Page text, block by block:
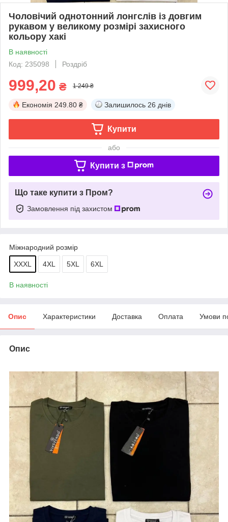
Чоловічий однотонний лонгслів із довгим
рукавом у великому розмірі захисного
кольору хакі
В наявності
Код: 235098
Роздріб
999,20 ₴ 1 249 ₴
Економія 249.80 ₴ Залишилось 26 днів
Купити
або
Купити з
Що таке купити з Пром?
Замовлення під захистом
Міжнародний розмір
XXXL 4XL 5XL 6XL
В наявності
Опис Характеристики Доставка Оплата Умови
Опис